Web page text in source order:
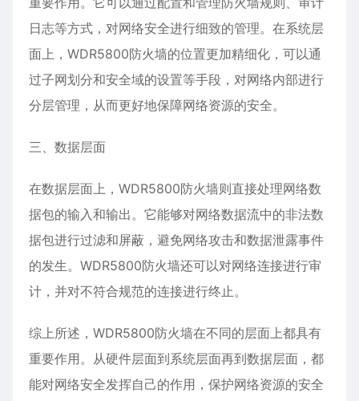
日志等方式，对网络安全进行细致的管理。在系统层
面上，WDR5800防火墙的位置更加精细化，可以通
过子网划分和安全域的设置等手段，对网络内部进行
分层管理，从而更好地保障网络资源的安全。
三、数据层面
在数据层面上，WDR5800防火墙则直接处理网络数
据包的输入和输出。它能够对网络数据流中的非法数
据包进行过滤和屏蔽，避免网络攻击和数据泄露事件
的发生。WDR5800防火墙还可以对网络连接进行审
计，并对不符合规范的连接进行终止。
综上所述，WDR5800防火墙在不同的层面上都具有
重要作用。从硬件层面到系统层面再到数据层面，都
能对网络安全发挥自己的作用，保护网络资源的安全